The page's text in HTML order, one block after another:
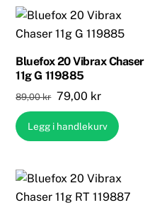
Bluefox 20 Vibrax Chaser
11g G 119885
89,00kr Opprinnelig
pris
var:
79,00 krNåværende
pris
er:
Legg i handlekurv